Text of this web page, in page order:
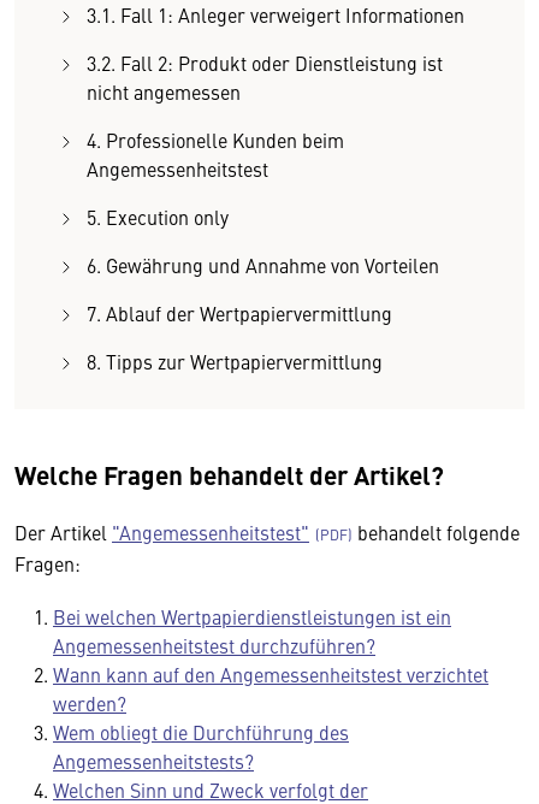
3.1. Fall 1: Anleger verweigert Informationen
3.2. Fall 2: Produkt oder Dienstleistung ist
nicht angemessen
4. Professionelle Kunden beim
Angemessenheitstest
5. Execution only
6. Gewährung und Annahme von Vorteilen
7. Ablauf der Wertpapiervermittlung
8. Tipps zur Wertpapiervermittlung
Welche Fragen behandelt der Artikel?
Der Artikel "Angemessenheitstest"
behandelt folgende
Fragen:
Bei welchen Wertpapierdienstleistungen ist ein
Angemessenheitstest durchzuführen?
Wann kann auf den Angemessenheitstest verzichtet
werden?
Wem obliegt die Durchführung des
Angemessenheitstests?
Welchen Sinn und Zweck verfolgt der